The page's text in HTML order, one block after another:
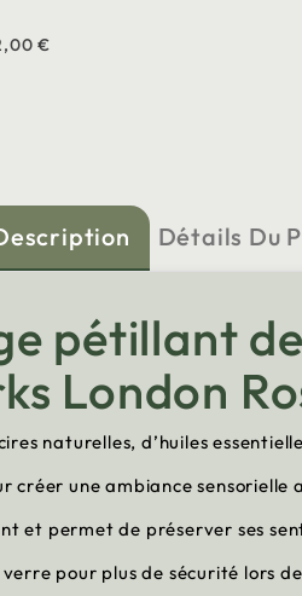
€
Détails Du
pétillant
London
naturelles, d’huiles
une ambiance sensorielle
et permet de préserver ses
pour plus de sécurité lors